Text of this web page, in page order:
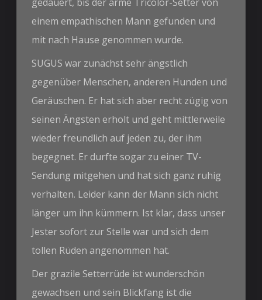
einem empathischen Mann gefunden und
mit nach Hause genommen wurde.
SUGUS war zunächst sehr ängstlich
gegenüber Menschen, anderen Hunden und
Geräuschen. Er hat sich aber recht zügig von
seinen Ängsten erholt und geht mittlerweile
wieder freundlich auf jeden zu, der ihm
begegnet. Er durfte sogar zu einer TV-
Sendung mitgehen und hat sich ganz ruhig
verhalten. Leider kann der Mann sich nicht
länger um ihn kümmern. Ist klar, dass unser
Jester sofort zur Stelle war und sich dem
tollen Rüden angenommen hat.
Der grazile Setterrüde ist wunderschön
gewachsen und sein Blickfang ist die